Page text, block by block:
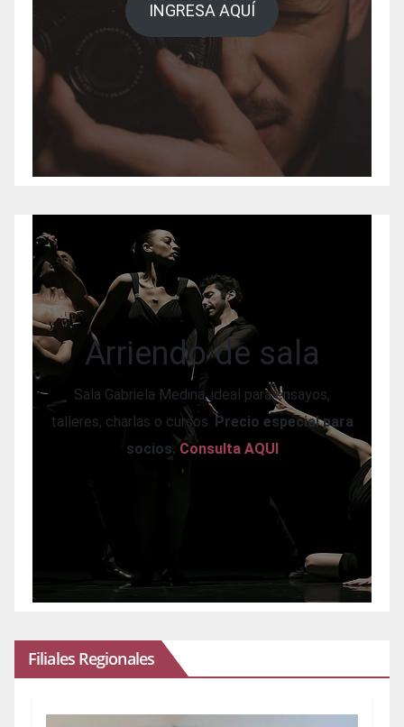
INGRESA AQUÍ
Arriendo de sala
Sala Gabriela Medina, ideal para ensayos,
talleres, charlas o cursos. Precio especial para
socios. Consulta AQUI
Filiales Regionales